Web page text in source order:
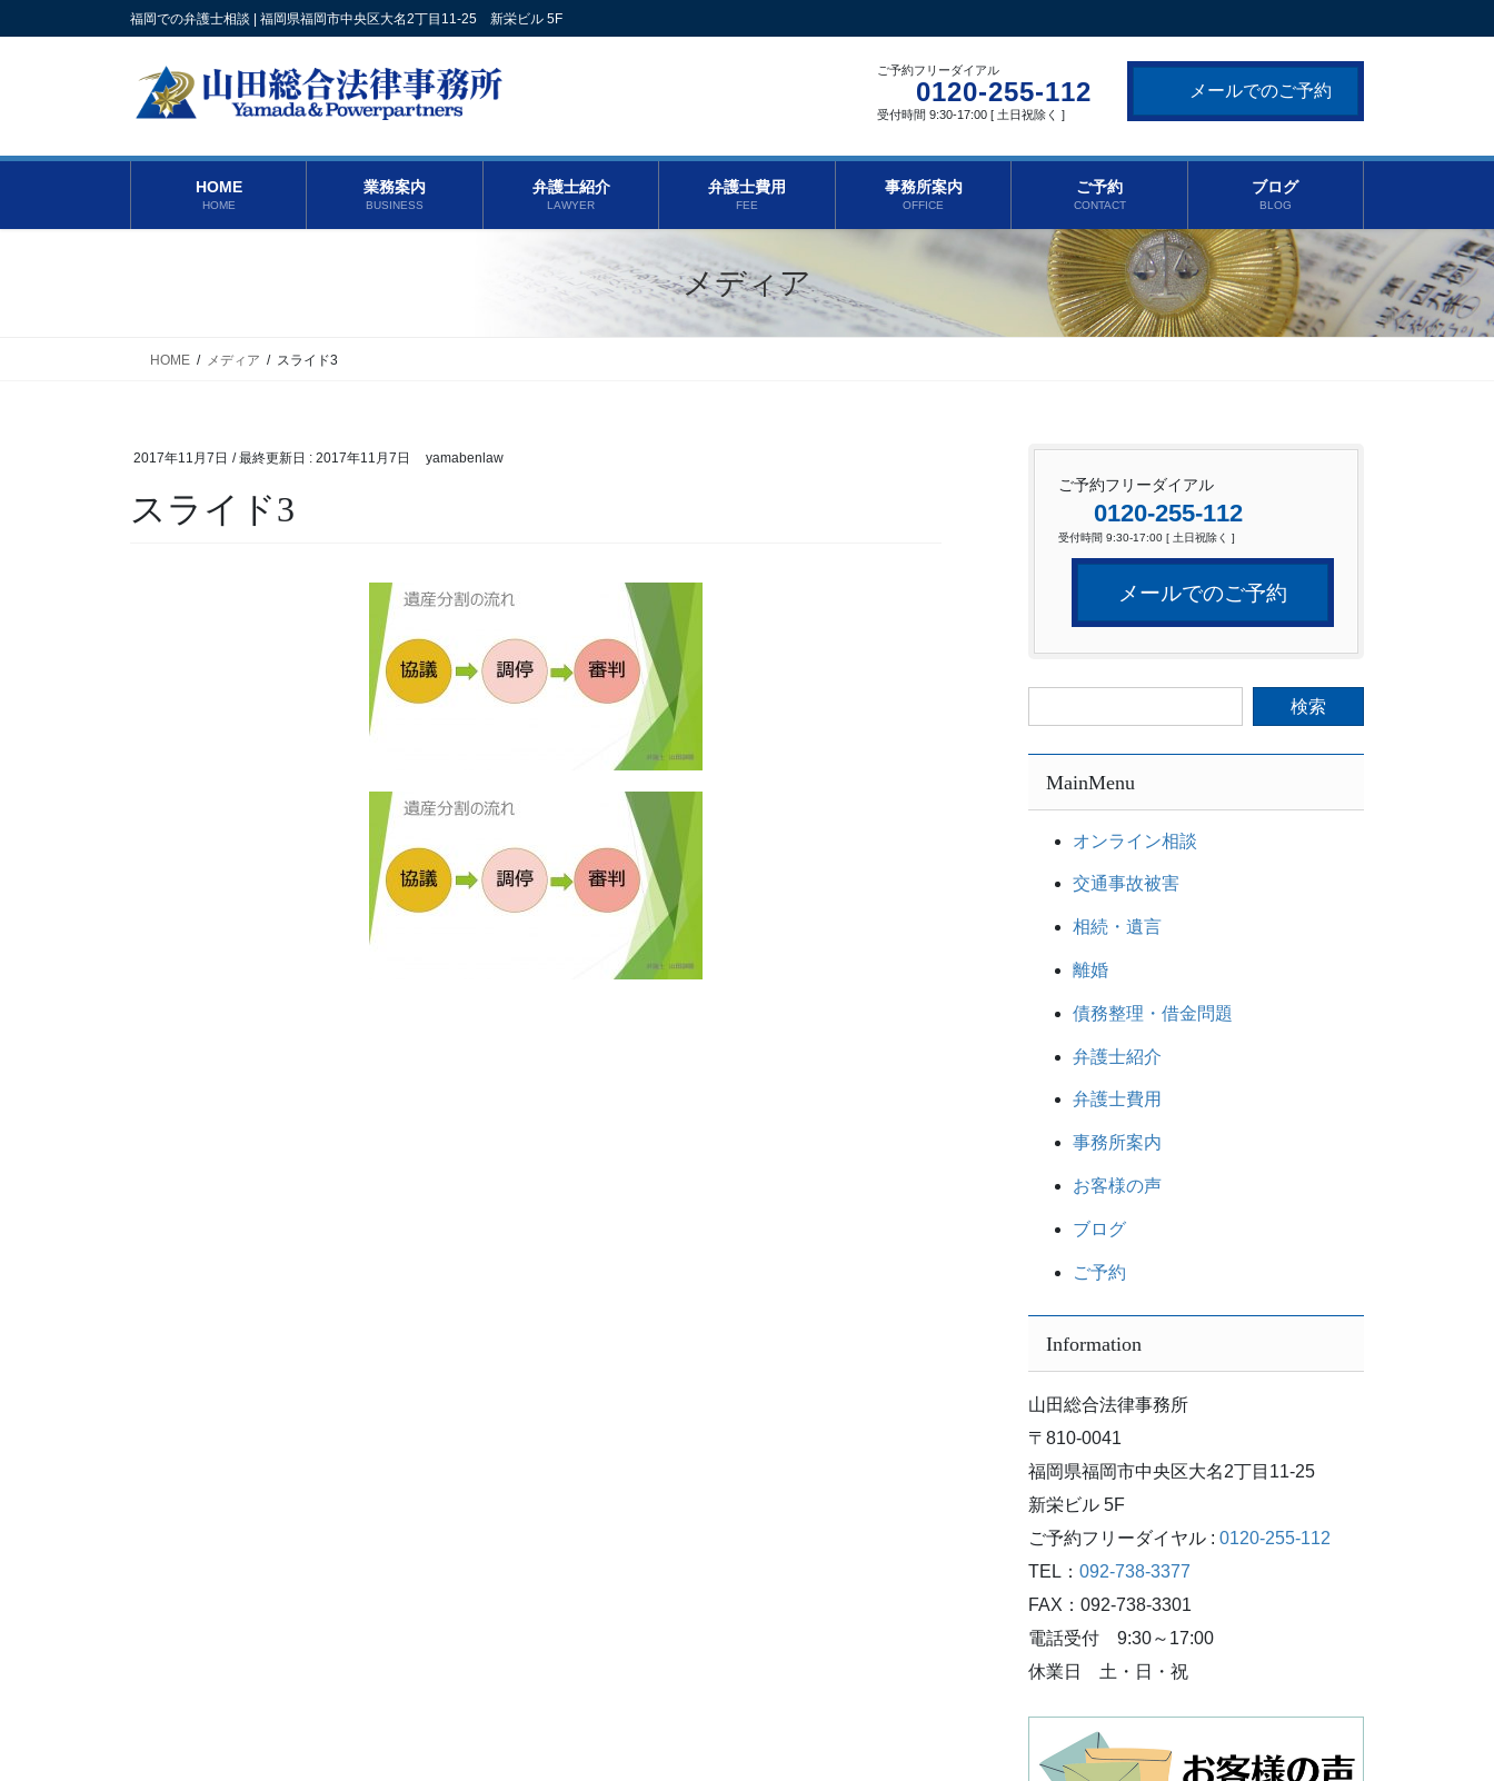
ン
ビ
移
福岡での弁護士相談 | 福岡県福岡市中央区大名2丁目11-25 新栄ビル 5F
ご予約フリーダイアル
0120-255-112
受付時間 9:30-17:00 [ 土日祝除く ]
メールでのご予約
HOME
HOME
業務案内
BUSINESS
弁護士紹介
LAWYER
弁護士費用
FEE
事務所案内
OFFICE
ご予約
CONTACT
ブログ
BLOG
メディア
HOME メディア スライド3
2017年11月7日 / 最終更新日 : 2017年11月7日 yamabenlaw
スライド3
ご予約フリーダイアル
0120-255-112
受付時間 9:30-17:00 [ 土日祝除く ]
メールでのご予約
索:
MainMenu
オンライン相談
交通事故被害
相続・遺言
離婚
債務整理・借金問題
弁護士紹介
弁護士費用
事務所案内
お客様の声
ブログ
ご予約
Information
山田総合法律事務所
〒810-0041
福岡県福岡市中央区大名2丁目11-25
新栄ビル 5F
ご予約フリーダイヤル :0120-255-112
TEL：092-738-3377
FAX：092-738-3301
電話受付 9:30～17:00
休業日 土・日・祝